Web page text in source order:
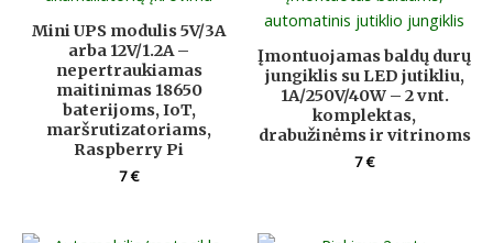
Mini UPS modulis 5V/3A
arba 12V/1.2A –
nepertraukiamas
maitinimas 18650
baterijoms, IoT,
maršrutizatoriams,
Raspberry Pi
7€
Įmontuojamas baldų durų
jungiklis su LED jutikliu,
1A/250V/40W – 2 vnt.
komplektas,
drabužinėms ir vitrinoms
7€